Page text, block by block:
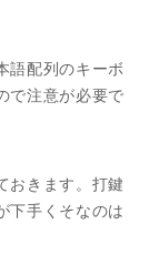
語配列のキーボ
で注意が必要で
おきます。打鍵
下手くそなのは